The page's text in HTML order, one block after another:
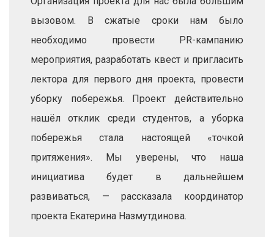
вызовом. В сжатые сроки нам было
необходимо провести PR-кампанию
мероприятия, разработать квест и пригласить
лектора для первого дня проекта, провести
уборку побережья. Проект действительно
нашёл отклик среди студентов, а уборка
побережья стала настоящей «точкой
притяжения». Мы уверены, что наша
инициатива будет в дальнейшем
развиваться, — рассказала координатор
проекта Екатерина Назмутдинова.